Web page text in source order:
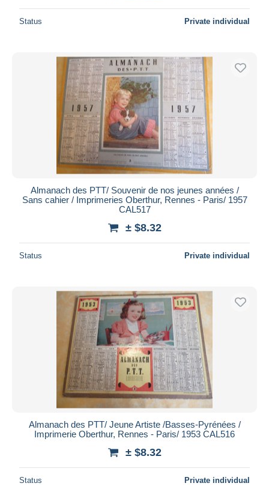
Status Private individual
Almanach des PTT/ Souvenir de nos jeunes années /
Sans cahier / Imprimeries Oberthur, Rennes - Paris/ 1957
CAL517
± $8.32
Status Private individual
Almanach des PTT/ Jeune Artiste /Basses-Pyrénées /
Imprimerie Oberthur, Rennes - Paris/ 1953 CAL516
± $8.32
Status Private individual